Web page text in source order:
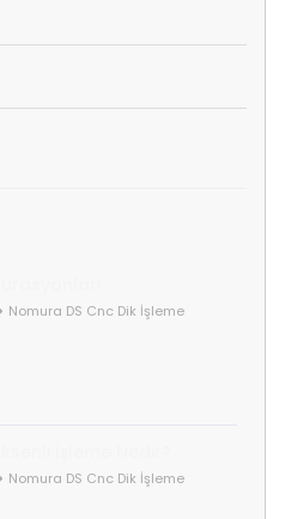
Nomura DS Cnc Dik İşleme
Nomura DS Cnc Dik İşleme